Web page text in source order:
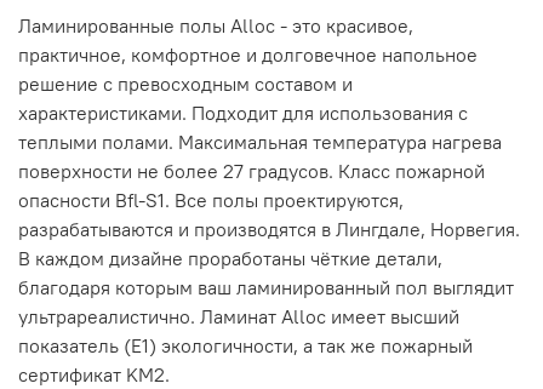
Ламинированные полы Alloc - это красивое,
практичное, комфортное и долговечное напольное
решение с превосходным составом и
характеристиками. Подходит для использования с
теплыми полами. Максимальная температура нагрева
поверхности не более 27 градусов. Класс пожарной
опасности Bfl-S1. Все полы проектируются,
разрабатываются и производятся в Лингдале, Норвегия.
В каждом дизайне проработаны чёткие детали,
благодаря которым ваш ламинированный пол выглядит
ультрареалистично. Ламинат Alloc имеет высший
показатель (E1) экологичности, а так же пожарный
сертификат KM2.